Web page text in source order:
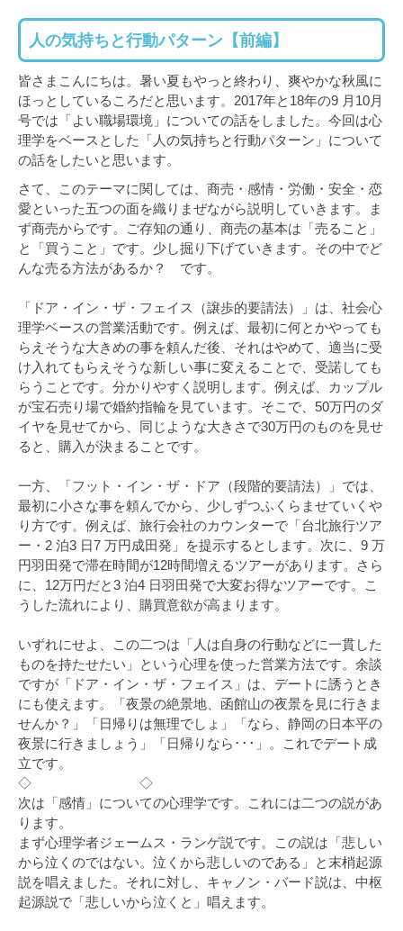
人の気持ちと行動パターン【前編】
皆さまこんにちは。暑い夏もやっと終わり、爽やかな秋風に
ほっとしているころだと思います。2017年と18年の9 月10月
号では「よい職場環境」についての話をしました。今回は心
理学をベースとした「人の気持ちと行動パターン」について
の話をしたいと思います。
さて、このテーマに関しては、商売・感情・労働・安全・恋
愛といった五つの面を織りまぜながら説明していきます。ま
ず商売からです。ご存知の通り、商売の基本は「売ること」
と「買うこと」です。少し掘り下げていきます。その中でど
んな売る方法があるか？ です。
「ドア・イン・ザ・フェイス（譲歩的要請法）」は、社会心
理学ベースの営業活動です。例えば、最初に何とかやっても
らえそうな大きめの事を頼んだ後、それはやめて、適当に受
け入れてもらえそうな新しい事に変えることで、受諾しても
らうことです。分かりやすく説明します。例えば、カップル
が宝石売り場で婚約指輪を見ています。そこで、50万円のダ
イヤを見せてから、同じような大きさで30万円のものを見せ
ると、購入が決まることです。
一方、「フット・イン・ザ・ドア（段階的要請法）」では、
最初に小さな事を頼んでから、少しずつふくらませていくや
り方です。例えば、旅行会社のカウンターで「台北旅行ツア
ー・2 泊3 日7 万円成田発」を提示するとします。次に、9 万
円羽田発で滞在時間が12時間増えるツアーがあります。さら
に、12万円だと3 泊4 日羽田発で大変お得なツアーです。こ
うした流れにより、購買意欲が高まります。
いずれにせよ、この二つは「人は自身の行動などに一貫した
ものを持たせたい」という心理を使った営業方法です。余談
ですが「ドア・イン・ザ・フェイス」は、デートに誘うとき
にも使えます。「夜景の絶景地、函館山の夜景を見に行きま
せんか？」「日帰りは無理でしょ」「なら、静岡の日本平の
夜景に行きましょう」「日帰りなら･･･」。これでデート成
立です。
◇ ◇
次は「感情」についての心理学です。これには二つの説があ
ります。
まず心理学者ジェームス・ランゲ説です。この説は「悲しい
から泣くのではない。泣くから悲しいのである」と末梢起源
説を唱えました。それに対し、キャノン・バード説は、中枢
起源説で「悲しいから泣くと」唱えます。